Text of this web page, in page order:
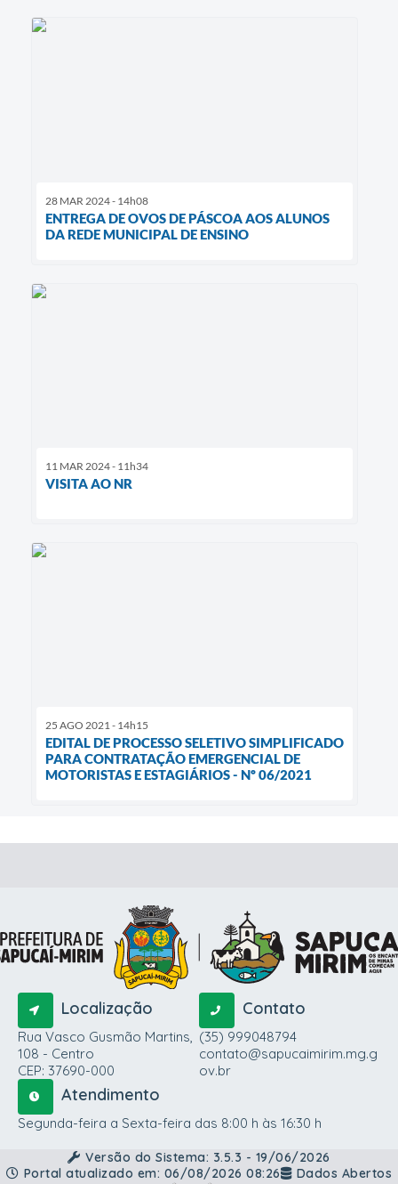
28 MAR 2024 - 14h08
ENTREGA DE OVOS DE PÁSCOA AOS ALUNOS
DA REDE MUNICIPAL DE ENSINO
11 MAR 2024 - 11h34
VISITA AO NR
25 AGO 2021 - 14h15
EDITAL DE PROCESSO SELETIVO SIMPLIFICADO
PARA CONTRATAÇÃO EMERGENCIAL DE
MOTORISTAS E ESTAGIÁRIOS - Nº 06/2021
Localização
Rua Vasco Gusmão Martins,
108 - Centro
CEP: 37690-000
Contato
(35) 999048794
contato@sapucaimirim.mg.g
ov.br
Atendimento
Segunda-feira a Sexta-feira das 8:00 h às 16:30 h
Versão do Sistema: 3.5.3 - 19/06/2026
Portal atualizado em: 06/08/2026 08:26 Dados Abertos